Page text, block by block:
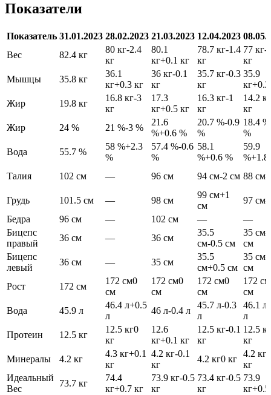
Показатели
Показатель 31.01.2023 28.02.2023 21.03.2023 12.04.2023
Вес
82.4 кг
80 кг-2.4
кг
80.1
кг+0.1 кг
78.7 кг-1.4
кг
77 кг-
кг
Мышцы
35.8 кг
36.1
кг+0.3 кг
36 кг-0.1
кг
35.7 кг-0.3
кг
35.9
кг
Жир
19.8 кг
16.8 кг-3
кг
17.3
кг+0.5 кг
16.3 кг-1
кг
14.2 кг
кг
Жир
24 % 21 %-3 %
21.6
%+0.6 %
20.7 %-0.9
%
18.4 %
%
Вода
55.7 %
58 %+2.3
%
57.4 %-0.6
%
58.1
%+0.6 %
59.9
%+1.8
Талия
102 см — 96 см 94 см-2 см 88 см-
Грудь 101.5 см — 98 см
99 см+1
см
97 см-
Бедра
96 см — 102 см —
—
Бицепс
правый
36 см — 36 см
35.5
см-0.5 см
35 см-
см
Бицепс
левый
36 см — 35 см
35.5
см+0.5 см
35 см-
см
Рост
172 см
172 см0
см
172 см0
см
172 см0
см
172 см
см
Вода
45.9 л
46.4 л+0.5
л
46 л-0.4 л
45.7 л-0.3
л
46.1 л
л
Протеин
12.5 кг
12.5 кг0
кг
12.6
кг+0.1 кг
12.5 кг-0.1
кг
12.5 кг
кг
Минералы
4.2 кг
4.3 кг+0.1
кг
4.2 кг-0.1
кг
4.2 кг0 кг
4.2 кг
кг
Идеальный
Вес
73.7 кг
74.4
кг+0.7 кг
73.9 кг-0.5
кг
73.4 кг-0.5
кг
73.9
кг